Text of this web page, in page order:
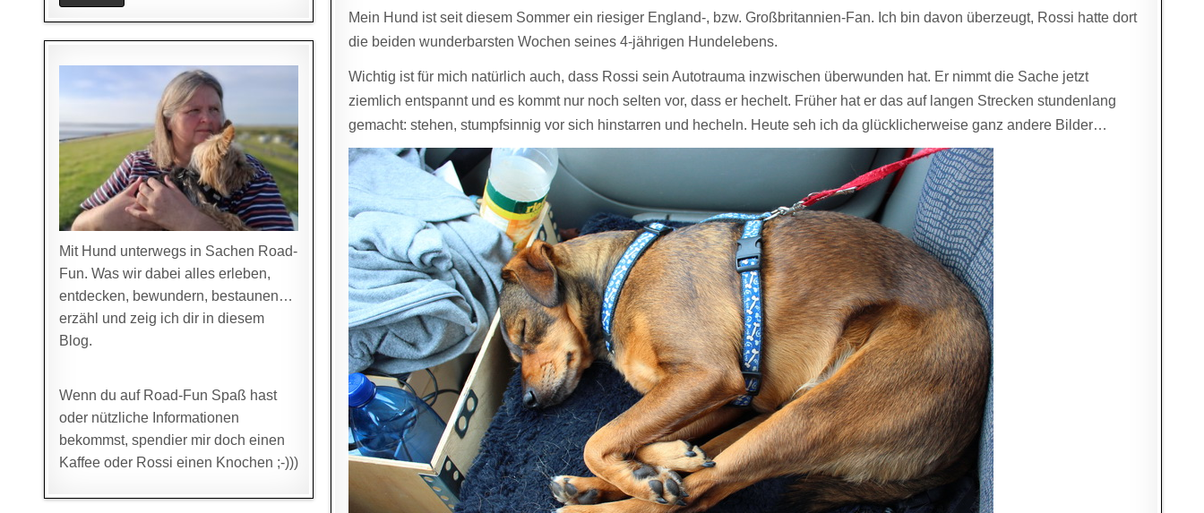
Mein Hund ist seit diesem Sommer ein riesiger England-, bzw. Großbritannien-Fan. Ich bin davon überzeugt, Rossi hatte dort
die beiden wunderbarsten Wochen seines 4-jährigen Hundelebens.
Wichtig ist für mich natürlich auch, dass Rossi sein Autotrauma inzwischen überwunden hat. Er nimmt die Sache jetzt
ziemlich entspannt und es kommt nur noch selten vor, dass er hechelt. Früher hat er das auf langen Strecken stundenlang
gemacht: stehen, stumpfsinnig vor sich hinstarren und hecheln. Heute seh ich da glücklicherweise ganz andere Bilder…
Mit Hund unterwegs in Sachen Road-
Fun. Was wir dabei alles erleben,
entdecken, bewundern, bestaunen…
erzähl und zeig ich dir in diesem
Blog.
Wenn du auf Road-Fun Spaß hast
oder nützliche Informationen
bekommst, spendier mir doch einen
Kaffee oder Rossi einen Knochen ;-)))